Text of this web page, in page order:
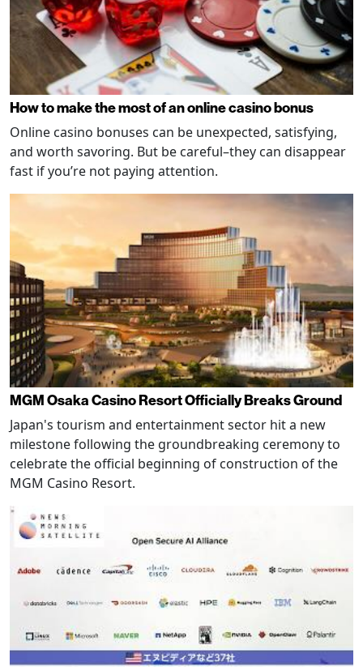
How to make the most of an online casino bonus
Online casino bonuses can be unexpected, satisfying,
and worth savoring. But be careful–they can disappear
fast if you’re not paying attention.
MGM Osaka Casino Resort Officially Breaks Ground
Japan's tourism and entertainment sector hit a new
milestone following the groundbreaking ceremony to
celebrate the official beginning of construction of the
MGM Casino Resort.